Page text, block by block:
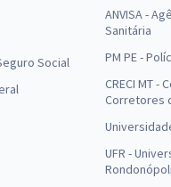
Social
ANVISA -
Sanitária
PM PE -
CRECI MT -
Corretores
UFR -